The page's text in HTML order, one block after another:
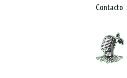
Contacto